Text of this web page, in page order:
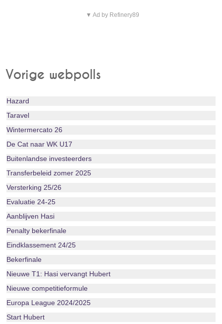
▼ Ad by Refinery89
Vorige webpolls
Hazard
Taravel
Wintermercato 26
De Cat naar WK U17
Buitenlandse investeerders
Transferbeleid zomer 2025
Versterking 25/26
Evaluatie 24-25
Aanblijven Hasi
Penalty bekerfinale
Eindklassement 24/25
Bekerfinale
Nieuwe T1: Hasi vervangt Hubert
Nieuwe competitieformule
Europa League 2024/2025
Start Hubert